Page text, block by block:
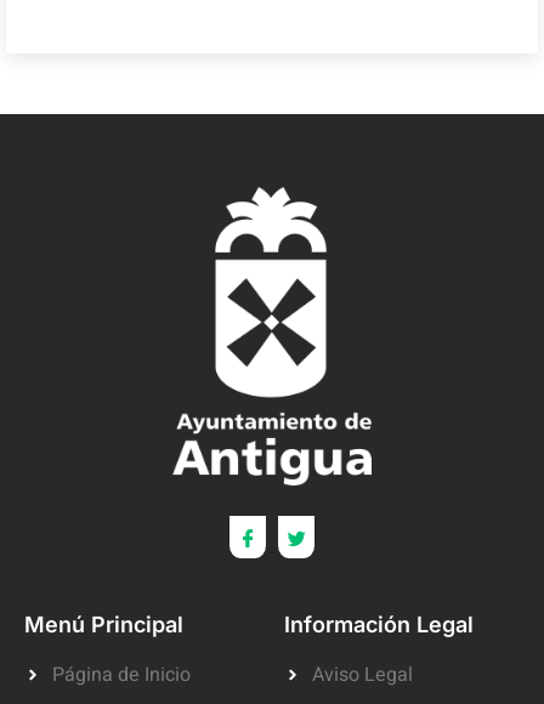
Menú Principal
Página de Inicio
Información Legal
Aviso Legal